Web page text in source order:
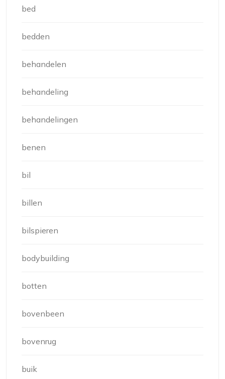
bed
bedden
behandelen
behandeling
behandelingen
benen
bil
billen
bilspieren
bodybuilding
botten
bovenbeen
bovenrug
buik